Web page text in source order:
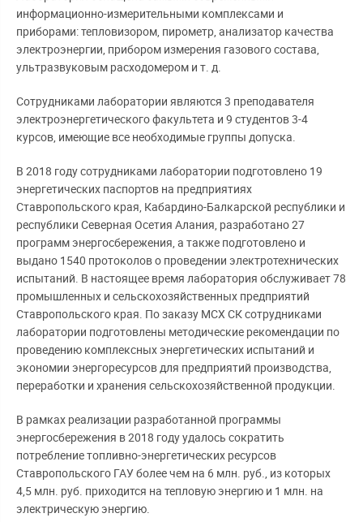
информационно-измерительными комплексами и
приборами: тепловизором, пирометр, анализатор качества
электроэнергии, прибором измерения газового состава,
ультразвуковым расходомером и т. д.
Сотрудниками лаборатории являются 3 преподавателя
электроэнергетического факультета и 9 студентов 3-4
курсов, имеющие все необходимые группы допуска.
В 2018 году сотрудниками лаборатории подготовлено 19
энергетических паспортов на предприятиях
Ставропольского края, Кабардино-Балкарской республики и
республики Северная Осетия Алания, разработано 27
программ энергосбережения, а также подготовлено и
выдано 1540 протоколов о проведении электротехнических
испытаний. В настоящее время лаборатория обслуживает 78
промышленных и сельскохозяйственных предприятий
Ставропольского края. По заказу МСХ СК сотрудниками
лаборатории подготовлены методические рекомендации по
проведению комплексных энергетических испытаний и
экономии энергоресурсов для предприятий производства,
переработки и хранения сельскохозяйственной продукции.
В рамках реализации разработанной программы
энергосбережения в 2018 году удалось сократить
потребление топливно-энергетических ресурсов
Ставропольского ГАУ более чем на 6 млн. руб., из которых
4,5 млн. руб. приходится на тепловую энергию и 1 млн. на
электрическую энергию.